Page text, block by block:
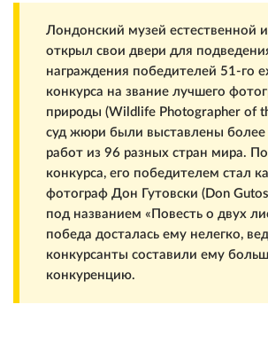
Лондонский музей естественной
открыл свои двери для
награждения победителей 51-го
конкурса на звание лучшего
природы (Wildlife Photographer of
суд жюри были выставлены более
работ из 96 разных стран мира.
конкурса, его победителем стал
фотограф Дон Гутовски (Don
под названием «Повесть о двух
победа досталась ему нелегко,
конкурсанты составили ему
конкуренцию.